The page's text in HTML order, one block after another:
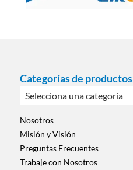
Categorías de productos
Selecciona
una
categoría
Nosotros
Misión y Visión
Preguntas Frecuentes
Trabaje con Nosotros